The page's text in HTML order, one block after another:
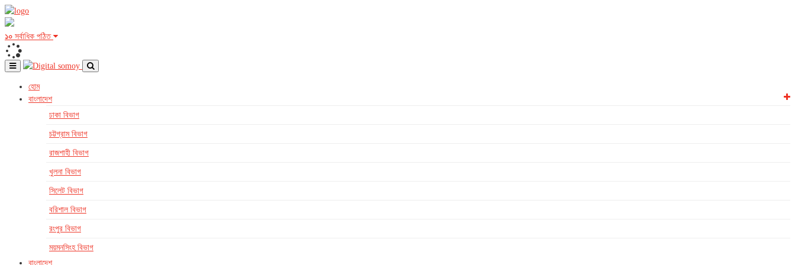
১০ সর্বাধিক পঠিত
হোম
বাংলাদেশ
ঢাকা বিভাগ
চট্টগ্রাম বিভাগ
রাজশাহী বিভাগ
খুলনা বিভাগ
সিলেট বিভাগ
বরিশাল বিভাগ
রংপুর বিভাগ
ময়মনসিংহ বিভাগ
বাংলাদেশ